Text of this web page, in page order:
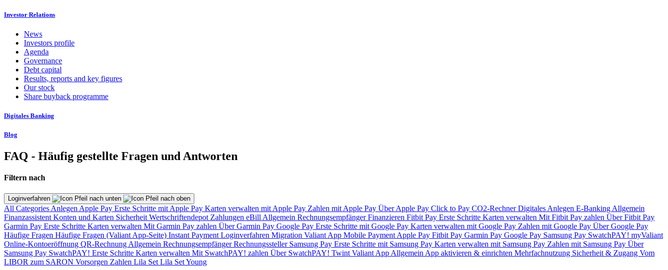
Investor Relations
News
Investors profile
Agenda
Governance
Debt capital
Results, reports and key figures
Our stock
Share buyback programme
Digitales Banking
Blog
FAQ - Häufig gestellte Fragen und Antworten
Filtern nach
Loginverfahren
All Categories Anlegen Apple Pay Erste Schritte mit Apple Pay Karten verwalten mit Apple Pay Zahlen mit Apple Pay Über Apple Pay Click to Pay CO2-RechnerDigitales Anlegen E-Banking Allgemein
Finanzassistent Konten und Karten Sicherheit Wertschriftendepot Zahlungen eBill Allgemein RechnungsempfängerFinanzieren Fitbit Pay Erste Schritte Karten verwalten Mit Fitbit Pay zahlen Über Fitbit Pay
Garmin Pay Erste Schritte Karten verwalten Mit Garmin Pay zahlen Über Garmin Pay Google Pay Erste Schritte mit Google Pay Karten verwalten mit Google Pay Zahlen mit Google Pay Über Google Pay
Häufige Fragen Häufige Fragen (Valiant App-Seite) Instant Payment Loginverfahren Migration Valiant App Mobile Payment Apple Pay Fitbit Pay Garmin Pay Google Pay Samsung Pay SwatchPAY! myValiant
Online-Kontoeröffnung QR-Rechnung Allgemein RechnungsempfängerRechnungssteller Samsung Pay Erste Schritte mit Samsung Pay Karten verwalten mit Samsung Pay Zahlen mit Samsung Pay Über
Samsung Pay SwatchPAY! Erste Schritte Karten verwalten Mit SwatchPAY! zahlen Über SwatchPAY! Twint Valiant App Allgemein App aktivieren & einrichten Mehrfachnutzung Sicherheit & Zugang Vom
LIBOR zum SARON Vorsorgen Zahlen Lila Set Lila Set Young